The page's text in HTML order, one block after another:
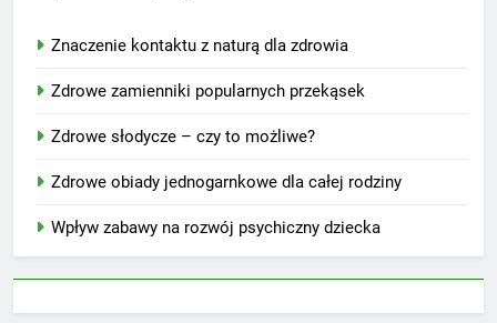
Znaczenie kontaktu z naturą dla zdrowia
Zdrowe zamienniki popularnych przekąsek
Zdrowe słodycze – czy to możliwe?
Zdrowe obiady jednogarnkowe dla całej rodziny
Wpływ zabawy na rozwój psychiczny dziecka